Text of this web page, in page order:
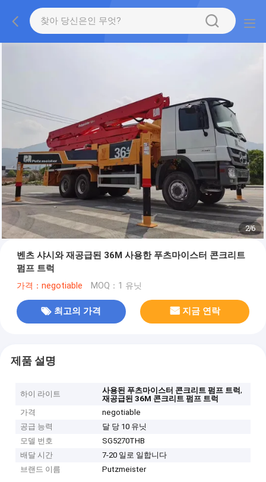
2/6
벤츠 샤시와 재공급된 36M 사용한 푸츠마이스터 콘크리트
펌프 트럭
가격：negotiable MOQ：1 유닛
최고의 가격 지금 연락
제품 설명
하이 라이트 사용된 푸츠마이스터 콘크리트 펌프 트럭,
재공급된 36M 콘크리트 펌프 트럭
가격
negotiable
공급 능력
달 당 10 유닛
모델 번호
SG5270THB
배달 시간
7-20 일로 일합니다
브랜드 이름
Putzmeister